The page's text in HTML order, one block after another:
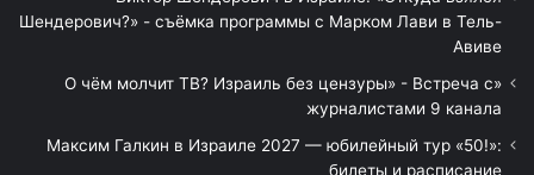
Шендерович?» - съёмка программы с Марком Лави в Тель-
Авиве
«О чём молчит ТВ? Израиль без цензуры» - Встреча с
журналистами 9 канала
Максим Галкин в Израиле 2027 — юбилейный тур «50!»:
билеты и расписание